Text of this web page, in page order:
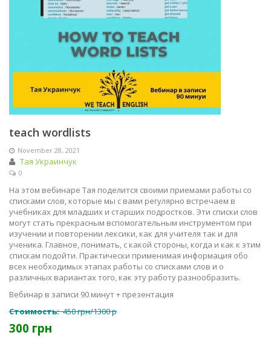
teach wordlists
November 28, 2021
Тая Украинчук
0
На этом вебинаре Тая поделится своими приемами работы со
списками слов, которые мы с вами регулярно встречаем в
учебниках для младших и старших подростков. Эти списки слов
могут стать прекрасным вспомогательным инструментом при
изучении и повторении лексики, как для учителя так и для
ученика. Главное, понимать, с какой стороны, когда и как к этим
спискам подойти. Практически применимая информация обо
всех необходимых этапах работы со списками слов и о
различных вариантах того, как эту работу разнообразить.
Вебинар в записи 90 минут + презентация
Стоимость:450 грн/1300 р
300 грн